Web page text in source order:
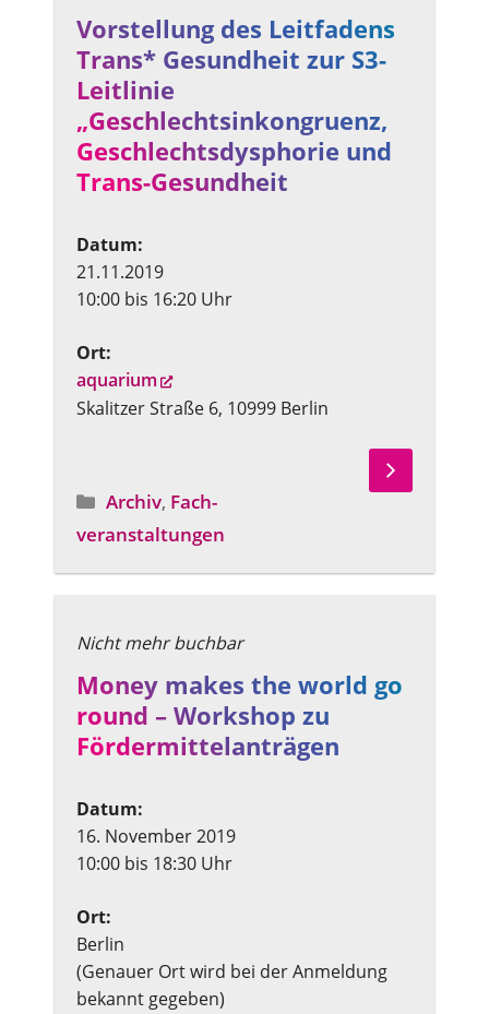
Vorstellung des Leitfadens
Trans* Gesundheit zur S3-
Leitlinie
„Geschlechtsinkongruenz,
Geschlechtsdysphorie und
Trans-Gesundheit
Datum:
21.11.2019
10:00 bis 16:20 Uhr
Ort:
aquarium
Skalitzer Straße 6, 10999 Berlin
Angebotstyp
Archiv, Fach­
veranstaltungen
Money makes the world go
round – Workshop zu
Fördermittelanträgen
Datum:
16. November 2019
10:00 bis 18:30 Uhr
Ort:
Berlin
(Genauer Ort wird bei der Anmeldung
bekannt gegeben)